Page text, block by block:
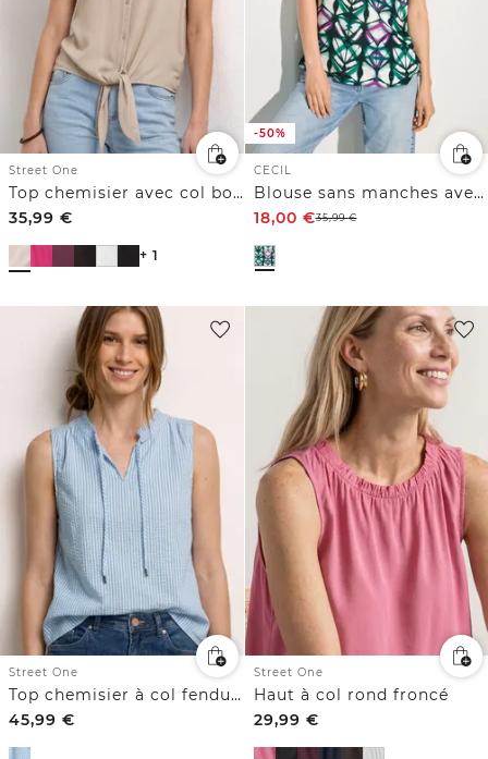
Street One
Top chemisier avec col bowling et nœuds
35,99 €
+ 1
-50%
CECIL
Blouse sans manches avec imprimé
18,00 €35,99€
Street One
Top chemisier à col fendu et à volants
45,99 €
Street One
Haut à col rond froncé
29,99 €